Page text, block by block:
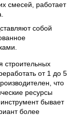
смесей, работает
собой
строительных
от 1 до 5
что
ресурсы
бывает
более